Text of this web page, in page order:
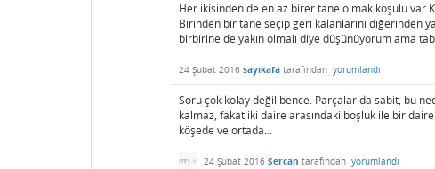
Her ikisinden de en az birer tane olmak koşulu var
Birinden bir tane seçip geri kalanlarını diğerinden
birbirine de yakın olmalı diye düşünüyorum ama
24 Şubat 2016 sayıkafa tarafından yorumlandı
Soru çok kolay değil bence. Parçalar da sabit, bu
kalmaz, fakat iki daire arasındaki boşluk ile bir
köşede ve ortada...
24 Şubat 2016 Sercan tarafından yorumlandı